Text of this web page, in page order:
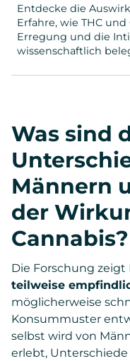
Entdecke die
Erfahre, wie THC
Erregung und die
wissenschaftlich
Was sind
Männern
der
Cannabis?
Die Forschung zeigt
teilweise
möglicherweise
Konsummuster
selbst wird von
erlebt,